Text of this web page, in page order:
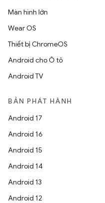
Màn hình lớn
Wear OS
Thiết bị ChromeOS
Android cho Ô tô
Android TV
BẢN PHÁT HÀNH
Android 17
Android 16
Android 15
Android 14
Android 13
Android 12